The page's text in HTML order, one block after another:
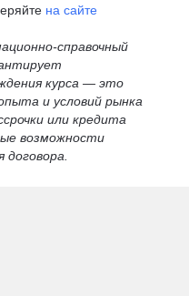
на сайте
справочный
курса — это
и условий рынка
или кредита
возможности